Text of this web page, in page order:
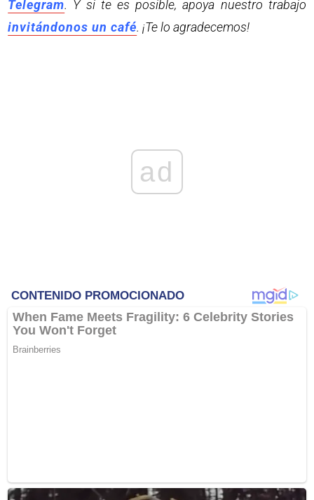
Telegram. Y si te es posible, apoya nuestro trabajo
invitándonos un café. ¡Te lo agradecemos!
ad